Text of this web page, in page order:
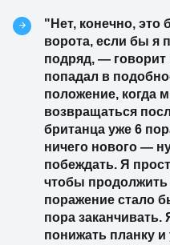
"Нет, конечно, это
ворота, если бы я
подряд, —
попадал в
положение, когда
возвращаться
британца уже 6
ничего нового —
побеждать. Я
чтобы продолжить
поражение стало
пора заканчивать.
понижать планку